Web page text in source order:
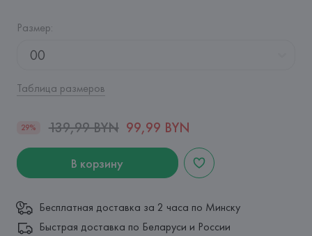
Размер:
00
Таблица размеров
29% 139,99 BYN 99,99 BYN
В корзину
Бесплатная доставка за 2 часа по Минску
Быстрая доставка по Беларуси и России